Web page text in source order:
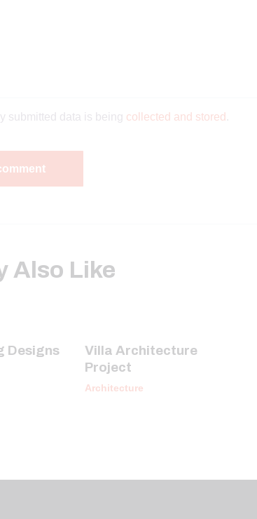
submitted data is being collected and stored .
Also Like
Designs
Villa Architecture
Project
Architecture